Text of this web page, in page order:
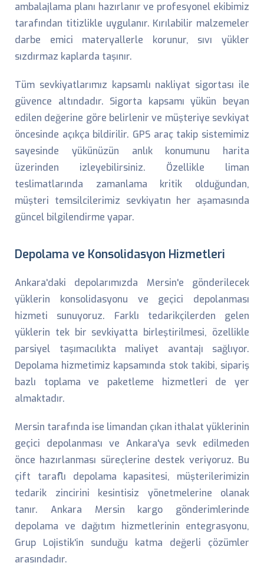
ambalajlama planı hazırlanır ve profesyonel ekibimiz
tarafından titizlikle uygulanır. Kırılabilir malzemeler
darbe emici materyallerle korunur, sıvı yükler
sızdırmaz kaplarda taşınır.
Tüm sevkiyatlarımız kapsamlı nakliyat sigortası ile
güvence altındadır. Sigorta kapsamı yükün beyan
edilen değerine göre belirlenir ve müşteriye sevkiyat
öncesinde açıkça bildirilir. GPS araç takip sistemimiz
sayesinde yükünüzün anlık konumunu harita
üzerinden izleyebilirsiniz. Özellikle liman
teslimatlarında zamanlama kritik olduğundan,
müşteri temsilcilerimiz sevkiyatın her aşamasında
güncel bilgilendirme yapar.
Depolama ve Konsolidasyon Hizmetleri
Ankara'daki depolarımızda Mersin'e gönderilecek
yüklerin konsolidasyonu ve geçici depolanması
hizmeti sunuyoruz. Farklı tedarikçilerden gelen
yüklerin tek bir sevkiyatta birleştirilmesi, özellikle
parsiyel taşımacılıkta maliyet avantajı sağlıyor.
Depolama hizmetimiz kapsamında stok takibi, sipariş
bazlı toplama ve paketleme hizmetleri de yer
almaktadır.
Mersin tarafında ise limandan çıkan ithalat yüklerinin
geçici depolanması ve Ankara'ya sevk edilmeden
önce hazırlanması süreçlerine destek veriyoruz. Bu
çift taraflı depolama kapasitesi, müşterilerimizin
tedarik zincirini kesintisiz yönetmelerine olanak
tanır. Ankara Mersin kargo gönderimlerinde
depolama ve dağıtım hizmetlerinin entegrasyonu,
Grup Lojistik'in sunduğu katma değerli çözümler
arasındadır.